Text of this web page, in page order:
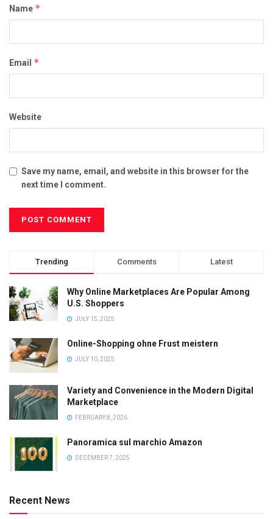
Name *
Email *
Website
Save my name, email, and website in this browser for the
next time I comment.
Trending Comments Latest
Why Online Marketplaces Are Popular Among
U.S. Shoppers
JULY 15, 2025
Online-Shopping ohne Frust meistern
JULY 10, 2025
Variety and Convenience in the Modern Digital
Marketplace
FEBRUARY 8, 2026
Panoramica sul marchio Amazon
DECEMBER 7, 2025
Recent News